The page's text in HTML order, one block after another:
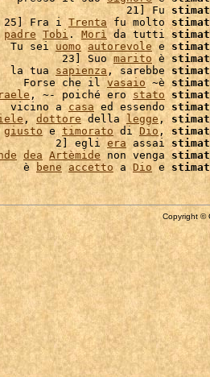
21] Fu
Fra i Trenta fu molto
padre Tobi. Morì da tutti
Tu sei uomo autorevole e
23] Suo marito è
la tua sapienza, sarebbe
Forse che il vasaio ~è
, ~- poiché ero stato
vicino a casa ed essendo
, dottore della legge,
giusto e timorato di Dio,
2] egli era assai
dea Artèmide non venga
è bene accetto a Dio e
Copyright ©